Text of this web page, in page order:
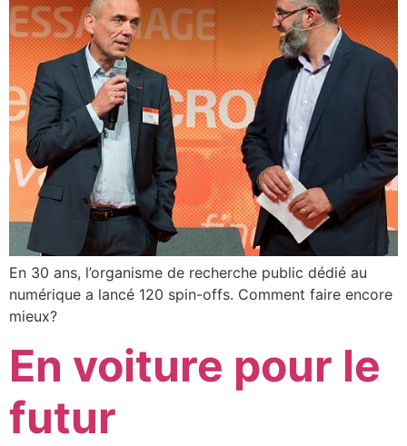
En 30 ans, l’organisme de recherche public dédié au
numérique a lancé 120 spin-offs. Comment faire encore
mieux?
En voiture pour le
futur